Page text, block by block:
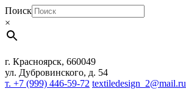
Поиск
×
г. Красноярск, 660049
ул. Дубровинского, д. 54
т. +7 (999) 446-59-72 textiledesign_2@mail.ru